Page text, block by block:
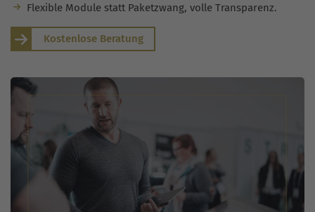
Flexible Module statt Paketzwang, volle Transparenz.
Kostenlose Beratung